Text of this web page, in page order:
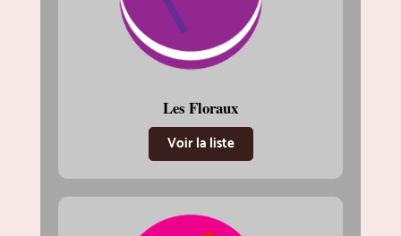
Les Floraux
Voir la liste